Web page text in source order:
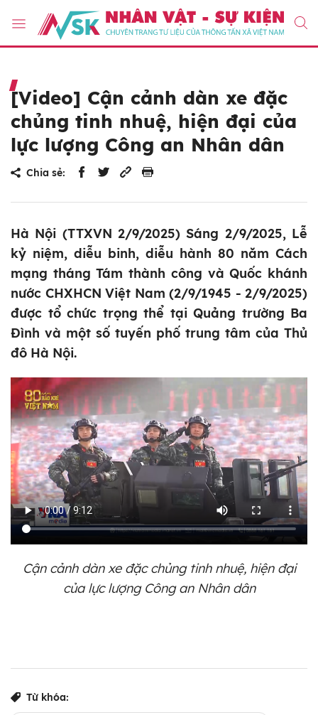
[Video] Cận cảnh dàn xe đặc
chủng tinh nhuệ, hiện đại của
lực lượng Công an Nhân dân
Chia sẻ:
Hà Nội (TTXVN 2/9/2025) Sáng 2/9/2025, Lễ
kỷ niệm, diễu binh, diễu hành 80 năm Cách
mạng tháng Tám thành công và Quốc khánh
nước CHXHCN Việt Nam (2/9/1945 - 2/9/2025)
được tổ chức trọng thể tại Quảng trường Ba
Đình và một số tuyến phố trung tâm của Thủ
đô Hà Nội.
Cận cảnh dàn xe đặc chủng tinh nhuệ, hiện đại
của lực lượng Công an Nhân dân
Từ khóa: